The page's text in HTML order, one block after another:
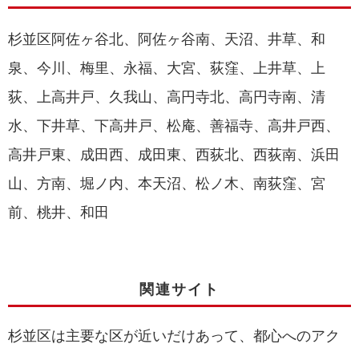
杉並区阿佐ヶ谷北、阿佐ヶ谷南、天沼、井草、和
泉、今川、梅里、永福、大宮、荻窪、上井草、上
荻、上高井戸、久我山、高円寺北、高円寺南、清
水、下井草、下高井戸、松庵、善福寺、高井戸西、
高井戸東、成田西、成田東、西荻北、西荻南、浜田
山、方南、堀ノ内、本天沼、松ノ木、南荻窪、宮
前、桃井、和田
関連サイト
杉並区は主要な区が近いだけあって、都心へのアク